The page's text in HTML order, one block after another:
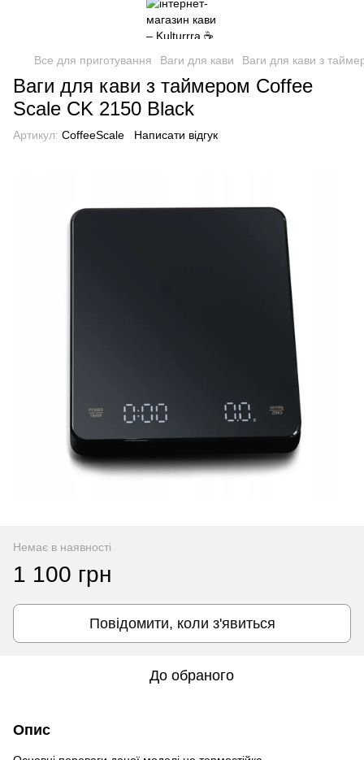
Все для приготування Ваги для кави Ваги для кави з
Ваги для кави з таймером Coffee
Scale CK 2150 Black
Артикул: CoffeeScale Написати відгук
Немає в наявності
1 100 грн
Повідомити, коли з'явиться
До обраного
Опис